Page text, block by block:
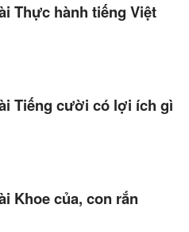
Thực hành tiếng Việt
Tiếng cười có lợi ích gì
Khoe của, con rắn